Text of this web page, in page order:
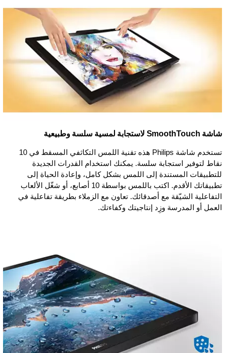
شاشة SmoothTouch لاستجابة لمسية سلسة وطبيعية
تستخدم شاشة Philips هذه تقنية اللمس التكاثفي المسقط في 10
نقاط لتوفير استجابة سلسة. يمكنك استخدام القدرات الجديدة
للتطبيقات المستندة إلى اللمس بشكل كامل، وإعادة الحياة إلى
تطبيقاتك الأقدم. اكتب باللمس بواسطة 10 أصابع، أو شغّل الألعاب
التفاعلية الشيّقة مع أصدقائك. تعاون مع الزملاء بطريقة تفاعلية في
العمل أو المدرسة وزِد إنتاجيتك وكفاءتك.